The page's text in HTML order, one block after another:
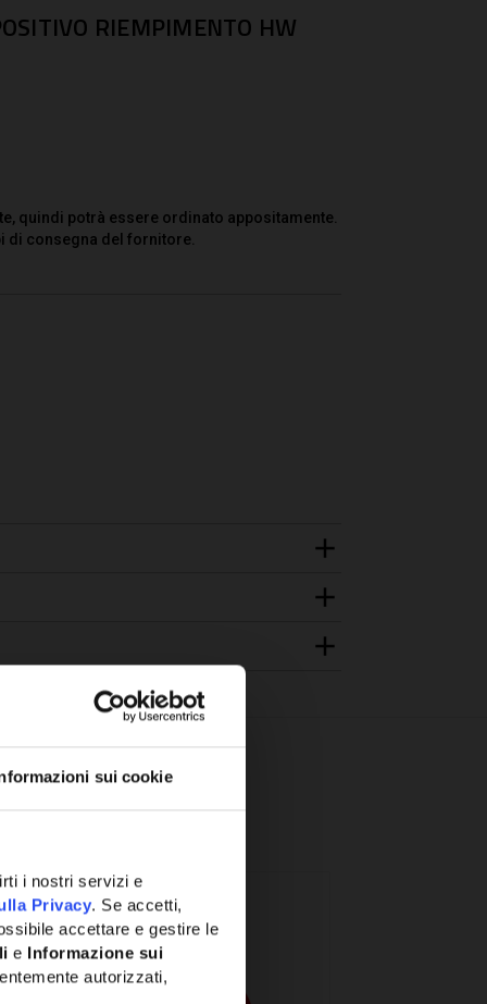
sui cookie
i nostri servizi e
Privacy. Se accetti,
accettare e gestire le
e Informazione sui
autorizzati,
RIEMPIMENTO HW
quindi potrà essere ordinato appositamente.
di consegna del fornitore.